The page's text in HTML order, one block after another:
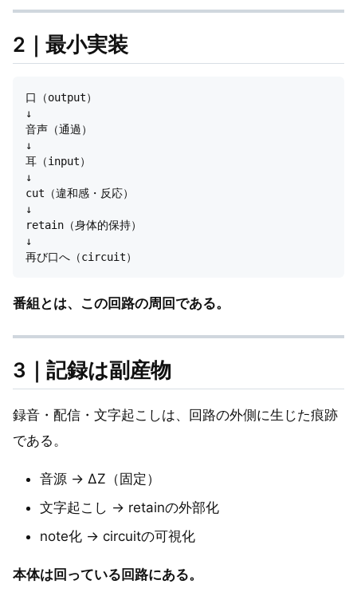
2｜最小実装
口（output）
↓
音声（通過）
↓
耳（input）
↓
cut（違和感・反応）
↓
retain（身体的保持）
↓
番組とは、この回路の周回である。
3｜記録は副産物
録音・配信・文字起こしは、回路の外側に生じた痕跡
である。
音源 → ΔZ（固定）
文字起こし → retainの外部化
note化 → circuitの可視化
本体は回っている回路にある。